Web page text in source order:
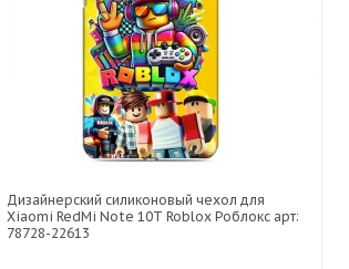
Дизайнерский силиконовый чехол для
Xiaomi RedMi Note 10T Roblox Роблокс арт:
78728-22613